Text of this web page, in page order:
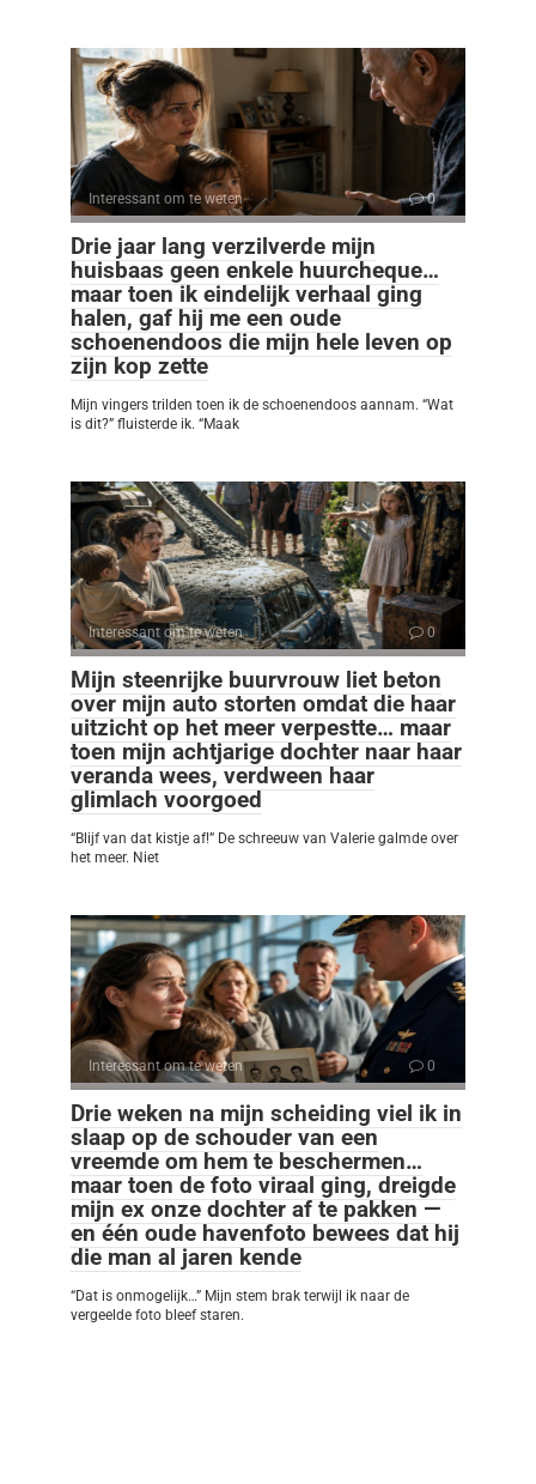
Interessant om te weten 0
Drie jaar lang verzilverde mijn
huisbaas geen enkele huurcheque…
maar toen ik eindelijk verhaal ging
halen, gaf hij me een oude
schoenendoos die mijn hele leven op
zijn kop zette
Mijn vingers trilden toen ik de schoenendoos aannam. “Wat
is dit?” fluisterde ik. “Maak
Interessant om te weten 0
Mijn steenrijke buurvrouw liet beton
over mijn auto storten omdat die haar
uitzicht op het meer verpestte… maar
toen mijn achtjarige dochter naar haar
veranda wees, verdween haar
glimlach voorgoed
“Blijf van dat kistje af!” De schreeuw van Valerie galmde over
het meer. Niet
Interessant om te weten 0
Drie weken na mijn scheiding viel ik in
slaap op de schouder van een
vreemde om hem te beschermen…
maar toen de foto viraal ging, dreigde
mijn ex onze dochter af te pakken —
en één oude havenfoto bewees dat hij
die man al jaren kende
“Dat is onmogelijk…” Mijn stem brak terwijl ik naar de
vergeelde foto bleef staren.